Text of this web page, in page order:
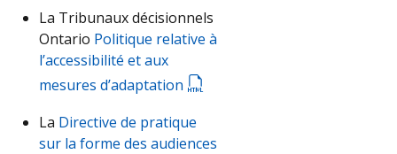
La Tribunaux décisionnels
Ontario Politique relative à
l’accessibilité et aux
mesures d’adaptation
La Directive de pratique
sur la forme des audiences